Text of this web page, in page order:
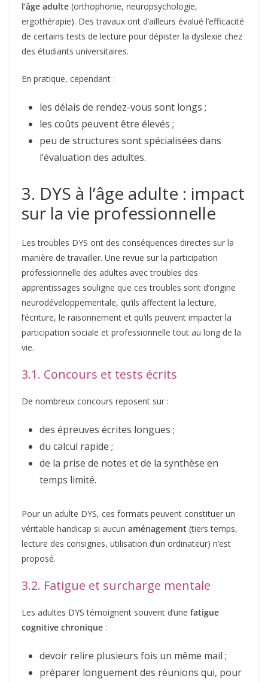
l’âge adulte (orthophonie, neuropsychologie,
ergothérapie). Des travaux ont d’ailleurs évalué l’efficacité
de certains tests de lecture pour dépister la dyslexie chez
des étudiants universitaires.
En pratique, cependant :
les délais de rendez-vous sont longs ;
les coûts peuvent être élevés ;
peu de structures sont spécialisées dans
l’évaluation des adultes.
3. DYS à l’âge adulte : impact
sur la vie professionnelle
Les troubles DYS ont des conséquences directes sur la
manière de travailler. Une revue sur la participation
professionnelle des adultes avec troubles des
apprentissages souligne que ces troubles sont d’origine
neurodéveloppementale, qu’ils affectent la lecture,
l’écriture, le raisonnement et qu’ils peuvent impacter la
participation sociale et professionnelle tout au long de la
vie.
3.1. Concours et tests écrits
De nombreux concours reposent sur :
des épreuves écrites longues ;
du calcul rapide ;
de la prise de notes et de la synthèse en
temps limité.
Pour un adulte DYS, ces formats peuvent constituer un
véritable handicap si aucun aménagement (tiers temps,
lecture des consignes, utilisation d’un ordinateur) n’est
proposé.
3.2. Fatigue et surcharge mentale
Les adultes DYS témoignent souvent d’une fatigue
cognitive chronique :
devoir relire plusieurs fois un même mail ;
préparer longuement des réunions qui, pour